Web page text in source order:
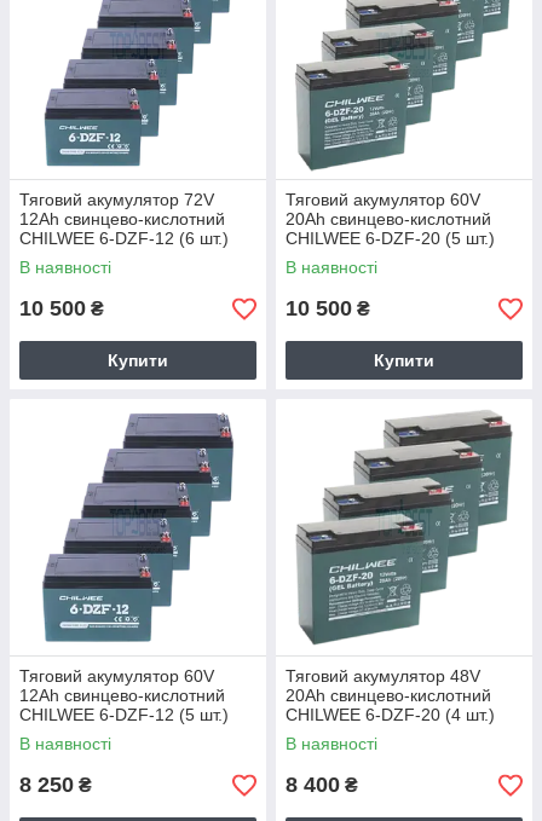
Тяговий акумулятор 72V
12Ah свинцево-кислотний
CHILWEE 6-DZF-12 (6 шт.)
В наявності
10 500 ₴
Купити
Тяговий акумулятор 60V
20Ah свинцево-кислотний
CHILWEE 6-DZF-20 (5 шт.)
В наявності
10 500 ₴
Купити
Тяговий акумулятор 60V
12Ah свинцево-кислотний
CHILWEE 6-DZF-12 (5 шт.)
В наявності
8 250 ₴
Тяговий акумулятор 48V
20Ah свинцево-кислотний
CHILWEE 6-DZF-20 (4 шт.)
В наявності
8 400 ₴